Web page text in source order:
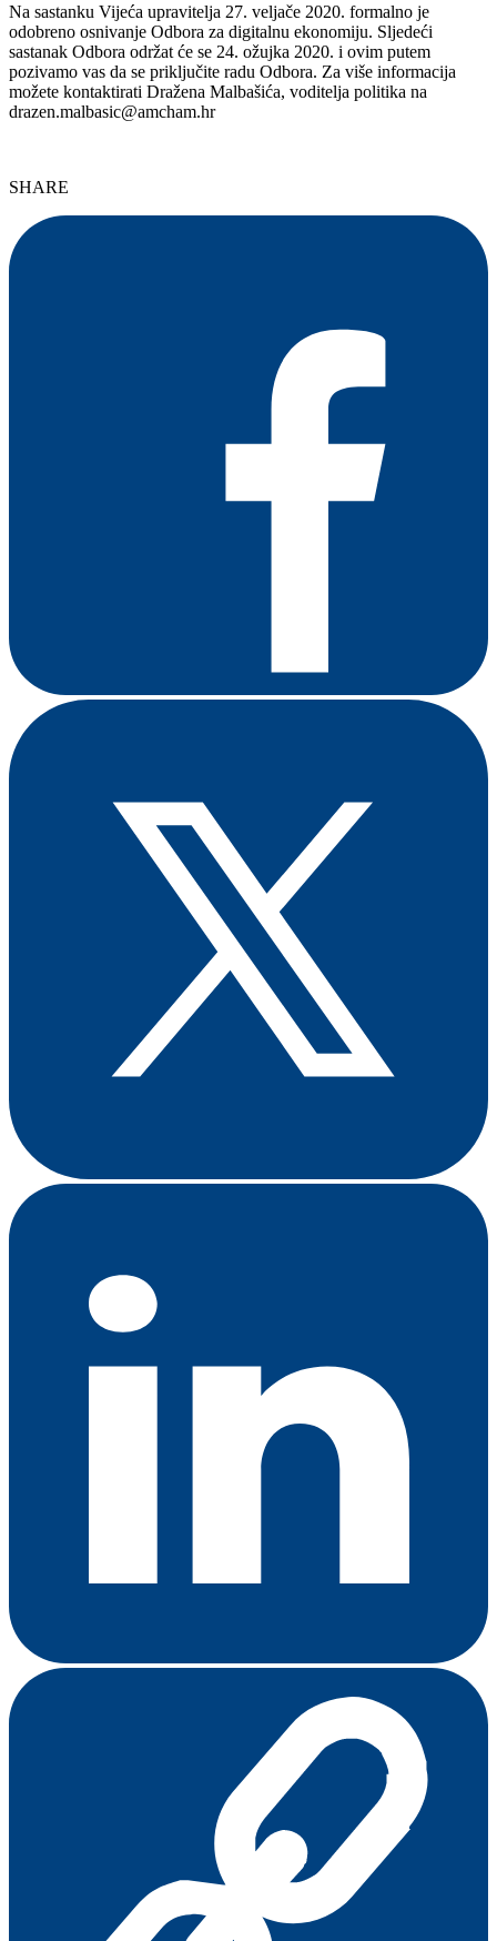
Na sastanku Vijeća upravitelja 27. veljače 2020. formalno je
odobreno osnivanje Odbora za digitalnu ekonomiju. Sljedeći
sastanak Odbora održat će se 24. ožujka 2020. i ovim putem
pozivamo vas da se priključite radu Odbora. Za više informacija
možete kontaktirati Dražena Malbašića, voditelja politika na
drazen.malbasic@amcham.hr
SHARE